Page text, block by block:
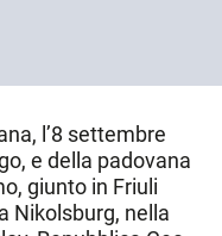
l’8 settembre
e della padovana
giunto in Friuli
Nikolsburg, nella